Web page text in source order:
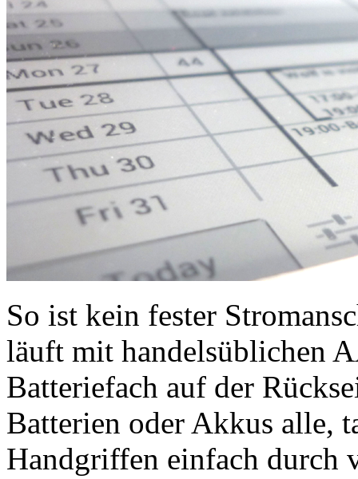
So ist kein fester
läuft mit handelsüblichen
Batteriefach auf der
Batterien oder Akkus alle,
Handgriffen einfach durch